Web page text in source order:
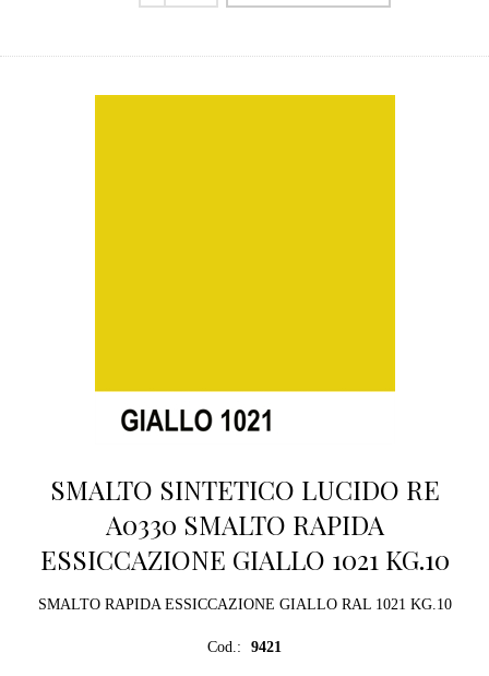
SMALTO SINTETICO LUCIDO RE
A0330 SMALTO RAPIDA
ESSICCAZIONE GIALLO 1021 KG.10
SMALTO RAPIDA ESSICCAZIONE GIALLO RAL 1021 KG.10
Cod.: 9421